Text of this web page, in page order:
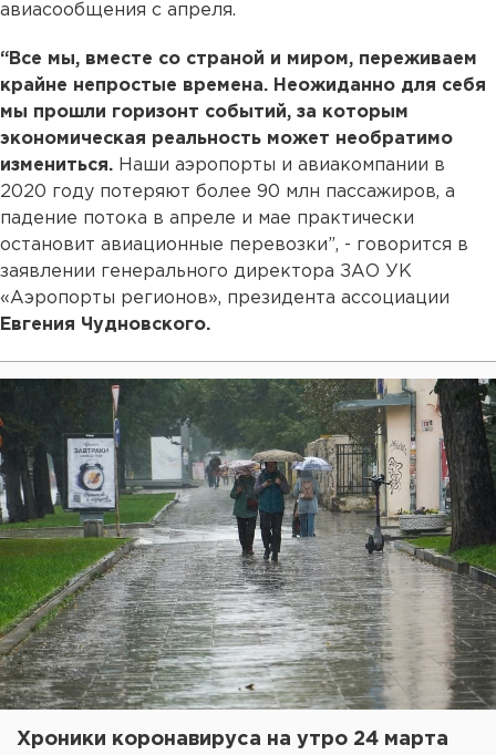
авиасообщения с апреля.
“Все мы, вместе со страной и миром, переживаем
крайне непростые времена. Неожиданно для себя
мы прошли горизонт событий, за которым
экономическая реальность может необратимо
измениться. Наши аэропорты и авиакомпании в
2020 году потеряют более 90 млн пассажиров, а
падение потока в апреле и мае практически
остановит авиационные перевозки”, - говорится в
заявлении генерального директора ЗАО УК
«Аэропорты регионов», президента ассоциации
Евгения Чудновского.
Хроники коронавируса на утро 24 марта